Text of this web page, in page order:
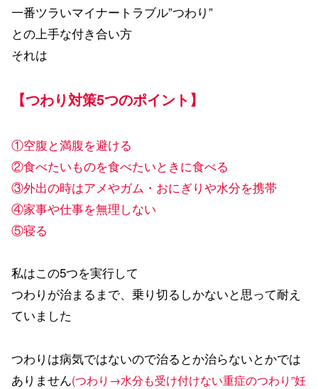
一番ツラいマイナートラブル”つわり”
との上手な付き合い方
それは
【つわり対策5つのポイント】
①空腹と満腹を避ける
②食べたいものを食べたいときに食べる
③外出の時はアメやガム・おにぎりや水分を携帯
④家事や仕事を無理しない
⑤寝る
私はこの5つを実行して
つわりが治まるまで、乗り切るしかないと思って耐え
ていました
つわりは病気ではないので治るとか治らないとかでは
ありません(つわり→水分も受け付けない重症のつわり”妊